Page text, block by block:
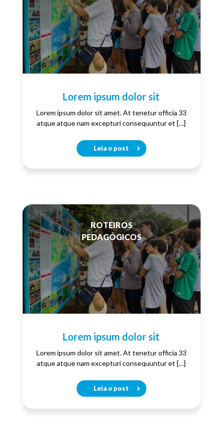
Lorem ipsum dolor sit
Lorem ipsum dolor sit amet. At tenetur officia 33
atque atque nam excepturi consequuntur et […]
Leia o post
ROTEIROS
PEDAGÓGICOS
Lorem ipsum dolor sit
Lorem ipsum dolor sit amet. At tenetur officia 33
atque atque nam excepturi consequuntur et […]
Leia o post